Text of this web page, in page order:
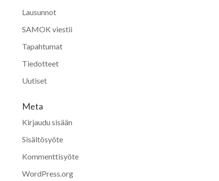
Lausunnot
SAMOK viestii
Tapahtumat
Tiedotteet
Uutiset
Meta
Kirjaudu sisään
Sisältösyöte
Kommenttisyöte
WordPress.org